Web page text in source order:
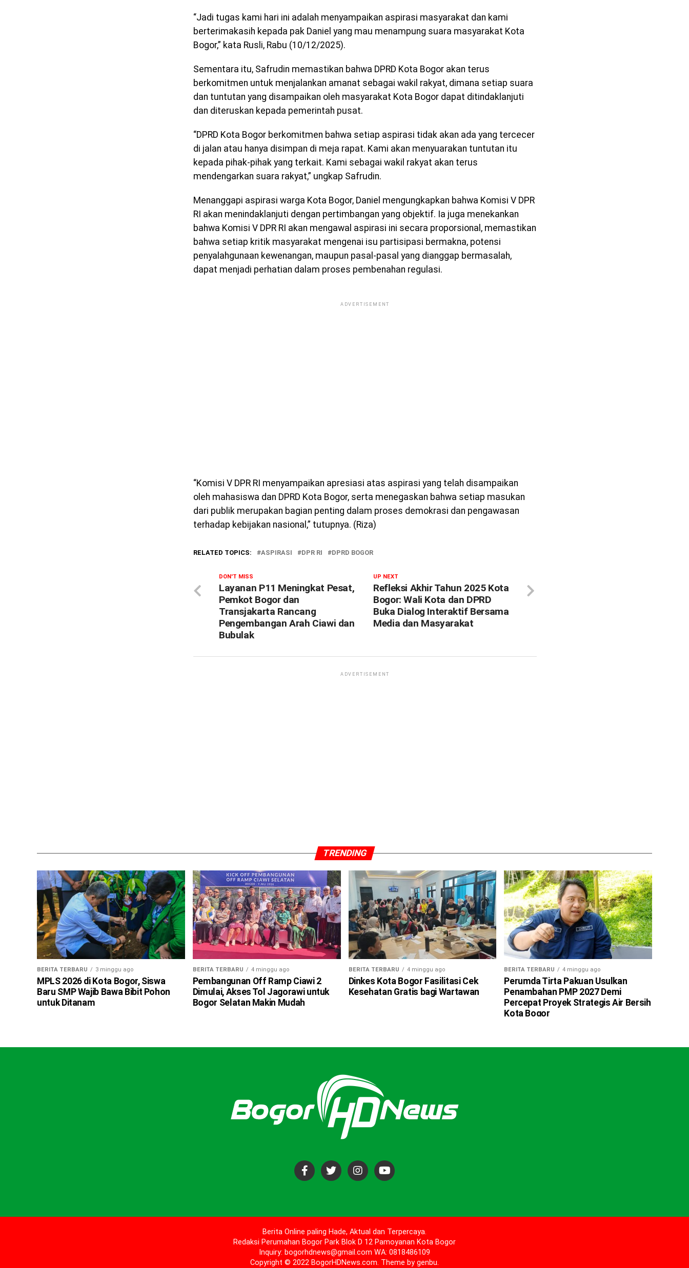
“Jadi tugas kami hari ini adalah menyampaikan aspirasi masyarakat dan kami
berterimakasih kepada pak Daniel yang mau menampung suara masyarakat Kota
Bogor,” kata Rusli, Rabu (10/12/2025).
Sementara itu, Safrudin memastikan bahwa DPRD Kota Bogor akan terus
berkomitmen untuk menjalankan amanat sebagai wakil rakyat, dimana setiap suara
dan tuntutan yang disampaikan oleh masyarakat Kota Bogor dapat ditindaklanjuti
dan diteruskan kepada pemerintah pusat.
“DPRD Kota Bogor berkomitmen bahwa setiap aspirasi tidak akan ada yang tercecer
di jalan atau hanya disimpan di meja rapat. Kami akan menyuarakan tuntutan itu
kepada pihak-pihak yang terkait. Kami sebagai wakil rakyat akan terus
mendengarkan suara rakyat,” ungkap Safrudin.
Menanggapi aspirasi warga Kota Bogor, Daniel mengungkapkan bahwa Komisi V DPR
RI akan menindaklanjuti dengan pertimbangan yang objektif. Ia juga menekankan
bahwa Komisi V DPR RI akan mengawal aspirasi ini secara proporsional, memastikan
bahwa setiap kritik masyarakat mengenai isu partisipasi bermakna, potensi
penyalahgunaan kewenangan, maupun pasal-pasal yang dianggap bermasalah,
dapat menjadi perhatian dalam proses pembenahan regulasi.
ADVERTISEMENT
“Komisi V DPR RI menyampaikan apresiasi atas aspirasi yang telah disampaikan
oleh mahasiswa dan DPRD Kota Bogor, serta menegaskan bahwa setiap masukan
dari publik merupakan bagian penting dalam proses demokrasi dan pengawasan
terhadap kebijakan nasional,” tutupnya. (Riza)
RELATED TOPICS: ASPIRASI DPR RI DPRD BOGOR
UP NEXT
Refleksi Akhir Tahun 2025 Kota
Bogor: Wali Kota dan DPRD
Buka Dialog Interaktif Bersama
Media dan Masyarakat
DON'T MISS
Layanan P11 Meningkat Pesat,
Pemkot Bogor dan
Transjakarta Rancang
Pengembangan Arah Ciawi dan
Bubulak
ADVERTISEMENT
TRENDING
BERITA TERBARU 3 minggu ago
MPLS 2026 di Kota Bogor, Siswa
Baru SMP Wajib Bawa Bibit Pohon
untuk Ditanam
BERITA TERBARU 4 minggu ago
Pembangunan Off Ramp Ciawi 2
Dimulai, Akses Tol Jagorawi untuk
Bogor Selatan Makin Mudah
BERITA TERBARU 4 minggu ago
Dinkes Kota Bogor Fasilitasi Cek
Kesehatan Gratis bagi Wartawan
BERITA TERBARU 4 minggu ago
Perumda Tirta Pakuan Usulkan
Penambahan PMP 2027 Demi
Percepat Proyek Strategis Air Bersih
Kota Bogor
Berita Online paling Hade, Aktual dan Terpercaya.
Redaksi Perumahan Bogor Park Blok D 12 Pamoyanan Kota Bogor
Inquiry: bogorhdnews@gmail.com WA: 0818486109
Copyright © 2022 BogorHDNews.com. Theme by genbu.